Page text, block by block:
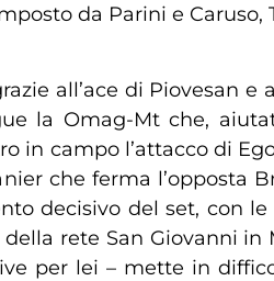
da Parini e Caruso,
all’ace di Piovesan
la Omag-Mt che,
in campo l’attacco di
che ferma l’opposta
decisivo del set, con
rete San Giovanni
per lei – mette in